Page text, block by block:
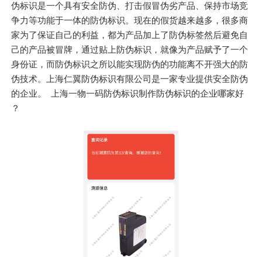
伪标识是一个具有安全防伪、打击假冒伪劣产品、保持市场竞
争力等功能于一体的防伪标识。现在的假货越来越多，很多商
家为了保证自己的利益，都为产品加上了防伪标签然后避免自
己的产品被冒牌，通过贴上防伪标识，就像为产品赋予了一个
身份证，而防伪标识之所以能实现防伪的功能离不开强大的防
伪技术。上海仁翼防伪标识有限公司是一家专业提供安全防伪
的企业。 上海一物一码防伪标识制作防伪标识的企业哪家好
？